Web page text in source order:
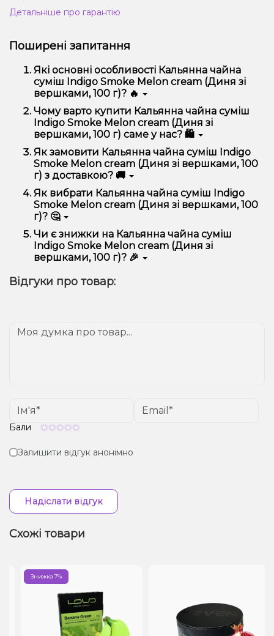
Детальніше про гарантію
Поширені запитання
Які основні особливості Кальянна чайна
суміш Indigo Smoke Melon cream (Диня зі
вершками, 100 г)? 🔥
Кальянна чайна суміш Indigo Smoke Melon cream
(Диня зі вершками, 100 г) відрізняється високою
якістю, зручністю використання та надійністю.
Чому варто купити Кальянна чайна суміш
Indigo Smoke Melon cream (Диня зі
вершками, 100 г) саме у нас? 🛍️
Ми пропонуємо тільки оригінальну продукцію,
широкий асортимент, вигідні ціни та швидку
доставку. Крім того, у нас регулярні акції та знижки
для клієнтів!
Як замовити Кальянна чайна суміш Indigo
Smoke Melon cream (Диня зі вершками, 100
г) з доставкою? 🚚
Оформити замовлення можна в кілька кліків:
Додайте Кальянна чайна суміш Indigo Smoke
Melon cream (Диня зі вершками, 100 г) до
Перейдіть до оформлення замовлення.
Виберіть зручний спосіб оплати та доставки.
Підтвердіть замовлення – ми швидко
надішлемо його вам!
Доставка доступна по всій Україні, терміни
Як вибрати Кальянна чайна суміш Indigo
Smoke Melon cream (Диня зі вершками, 100
г)? 🤔
Вибір залежить від ваших уподобань – наприклад,
якщо це кальян, враховуйте розмір, матеріал та тип
чаші, якщо вейп – потужність та смак. Наші
менеджери допоможуть підібрати ідеальний
Чи є знижки на Кальянна чайна суміш
Indigo Smoke Melon cream (Диня зі
вершками, 100 г)? 🎉
спеціальні пропозиції. Слідкуйте за оновленнями на
Відгуки про товар:
Бали
Залишити відгук анонімно
Надіслати відгук
Схожі товари
Знижка 7%